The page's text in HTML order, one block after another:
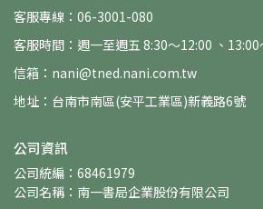
客服專線：06-3001-080
客服時間：週一至週五 8:30～12:00 、13:00
信箱：nani@tned.nani.com.tw
地址：台南市南區(安平工業區)新義路6號
公司資訊
公司統編：68461979
公司名稱：南一書局企業股份有限公司